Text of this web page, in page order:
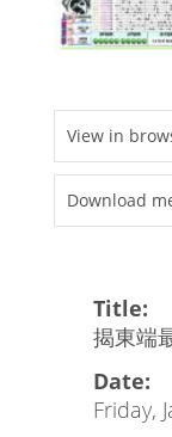
View in
Download
Title:
揭東端
Date:
Friday,